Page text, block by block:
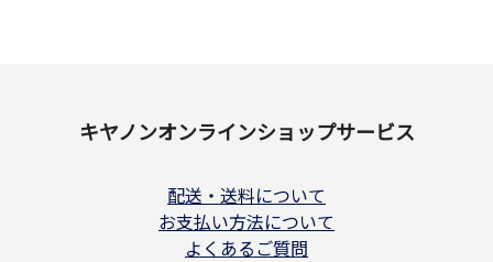
キヤノンオンラインショップサービス
配送・送料について
お支払い方法について
よくあるご質問